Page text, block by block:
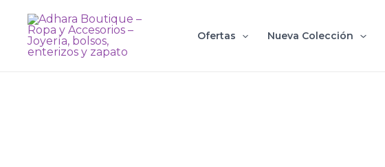
contenido
Ofertas Nueva Colección